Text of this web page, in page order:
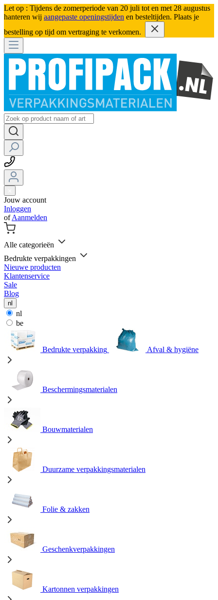
Let op : Tijdens de zomerperiode van 20 juli tot en met 28 augustus
hanteren wij aangepaste openingstijden en besteltijden. Plaats je
bestelling op tijd om vertraging te verkomen.
Jouw account
Inloggen
ofAanmelden
Alle categorieën
Bedrukte verpakkingen
Nieuwe producten
Klantenservice
Sale
Blog
nl
nl
be
Bedrukte verpakking Afval & hygiëne
Beschermingsmaterialen
Bouwmaterialen
Duurzame verpakkingsmaterialen
Folie & zakken
Geschenkverpakkingen
Kartonnen verpakkingen